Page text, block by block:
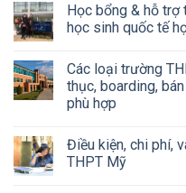
Học bổng & hỗ trợ
học sinh quốc tế
Các loại trường
thục, boarding,
phù hợp
Điều kiện, chi phí,
THPT Mỹ